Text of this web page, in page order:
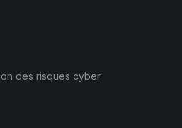
des risques cyber